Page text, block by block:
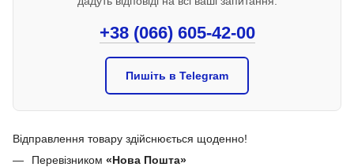
+38 (066) 605-42-00
Пишіть в Telegram
Відправлення товару здійснюється щоденно!
Перевізником «Нова Пошта»